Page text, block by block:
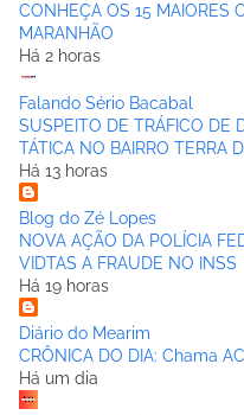
CONHEÇA OS 15 MAIORES
MARANHÃO
Há 2 horas
Falando Sério Bacabal
SUSPEITO DE TRÁFICO DE
TÁTICA NO BAIRRO TERRA
Há 13 horas
Blog do Zé Lopes
NOVA AÇÃO DA POLÍCIA
VIDTAS A FRAUDE NO INSS
Há 19 horas
Diário do Mearim
CRÔNICA DO DIA: Chama
Há um dia